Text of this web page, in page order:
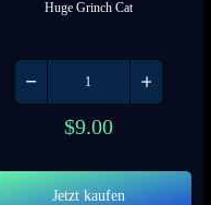
Huge Grinch Cat
$9.00
Jetzt kaufen